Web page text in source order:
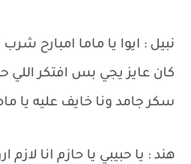
نبيل : ايوا يا ماما امبارح
كان عايز يجي بس افتكر
سكر جامد ونا خايف عليه يا
هند : يا حبيبي يا حازم انا لازم